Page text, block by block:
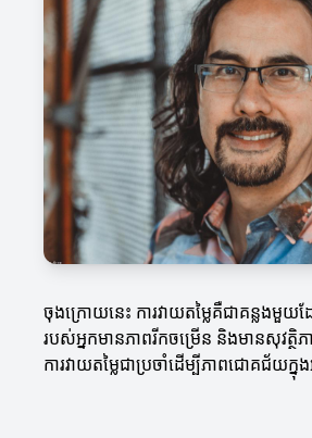
ចុងក្រោយនេះ ការវាយតម្លៃគឺជាគន្លងមួយដ
របស់អ្នកមានភាពរីកចម្រើន និងមានសុវត្ថិ
ការវាយតម្លៃជាប្រចាំដើម្បីភាពជោគជ័យក្នុ